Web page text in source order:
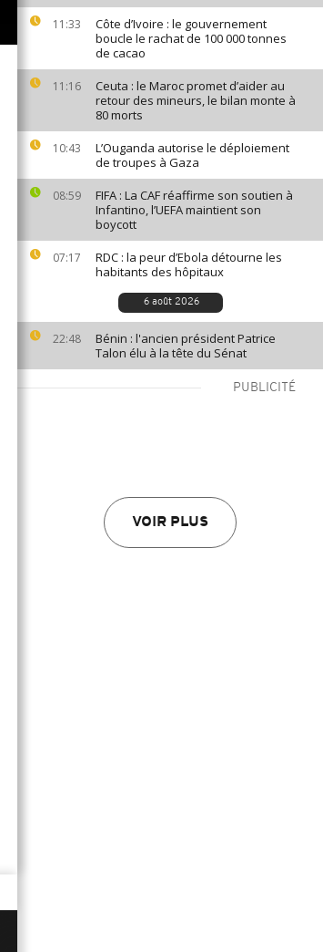
11:33
Côte d’Ivoire : le gouvernement
boucle le rachat de 100 000 tonnes
de cacao
11:16
Ceuta : le Maroc promet d’aider au
retour des mineurs, le bilan monte à
80 morts
10:43
L’Ouganda autorise le déploiement
de troupes à Gaza
08:59
FIFA : La CAF réaffirme son soutien à
Infantino, l’UEFA maintient son
boycott
07:17
RDC : la peur d’Ebola détourne les
habitants des hôpitaux
6 août 2026
22:48
Bénin : l'ancien président Patrice
Talon élu à la tête du Sénat
PUBLICITÉ
VOIR PLUS